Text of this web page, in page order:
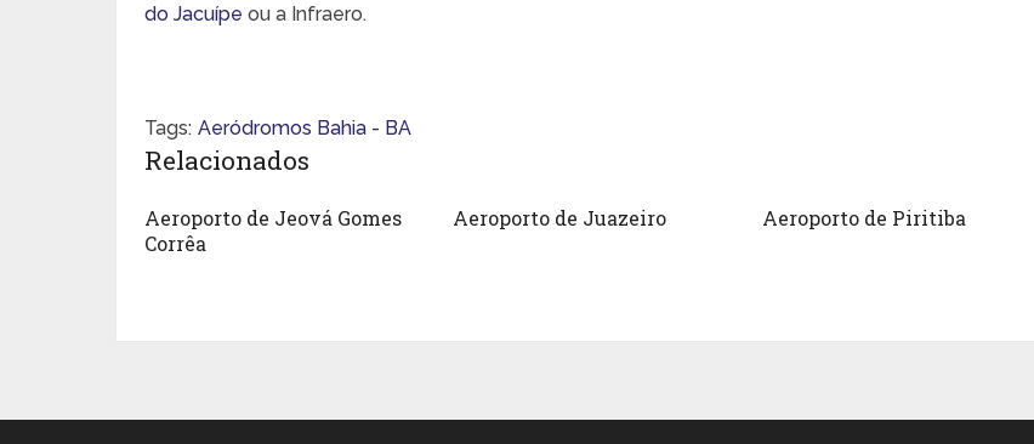
do Jacuípe ou a Infraero.
Tags: Aeródromos Bahia - BA
Relacionados
Aeroporto de Jeová Gomes
Corrêa
Aeroporto de Juazeiro Aeroporto de Piritiba